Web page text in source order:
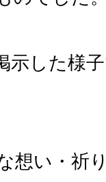
示した様
想い・祈